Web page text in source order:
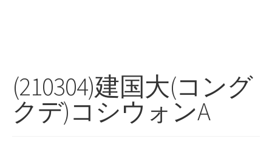
(210304)建国大(コング
クデ)コシウォンA